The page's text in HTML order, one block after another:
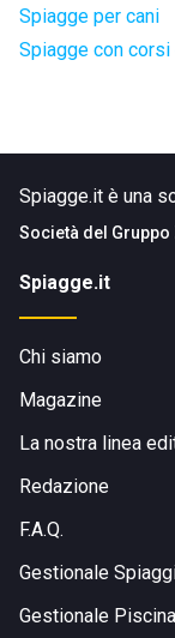
Spiagge per cani
Spiagge con
Spiagge.it è una
Società del Gruppo
Spiagge.it
Chi siamo
Magazine
La nostra linea
Redazione
F.A.Q.
Gestionale
Gestionale Piscina